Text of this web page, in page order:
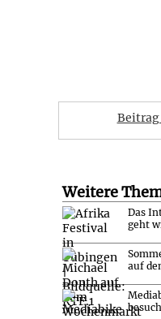
Weitere
Das
geht
auf